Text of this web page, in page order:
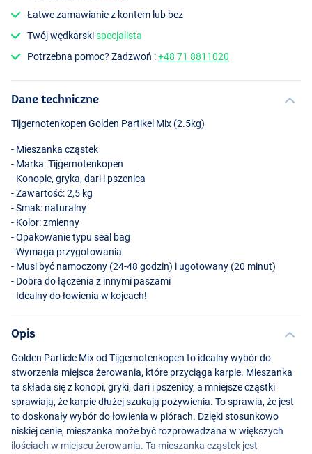
Łatwe zamawianie z kontem lub bez
Twój wędkarskispecjalista
Potrzebna pomoc? Zadzwoń :+48 71 8811020
Dane techniczne
Tijgernotenkopen Golden Partikel Mix (2.5kg)
- Mieszanka cząstek
- Marka: Tijgernotenkopen
- Konopie, gryka, dari i pszenica
- Zawartość: 2,5 kg
- Smak: naturalny
- Kolor: zmienny
- Opakowanie typu seal bag
- Wymaga przygotowania
- Musi być namoczony (24-48 godzin) i ugotowany (20 minut)
- Dobra do łączenia z innymi paszami
- Idealny do łowienia w kojcach!
Opis
Golden Particle Mix od Tijgernotenkopen to idealny wybór do
stworzenia miejsca żerowania, które przyciąga karpie. Mieszanka
ta składa się z konopi, gryki, dari i pszenicy, a mniejsze cząstki
sprawiają, że karpie dłużej szukają pożywienia. To sprawia, że jest
to doskonały wybór do łowienia w piórach. Dzięki stosunkowo
niskiej cenie, mieszanka może być rozprowadzana w większych
ilościach w miejscu żerowania. Ta mieszanka cząstek jest